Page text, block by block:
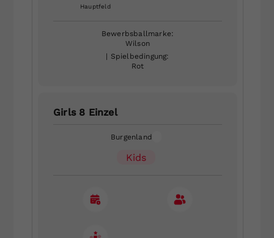
Hauptfeld
Bewerbsballmarke:
Wilson
| Spielbedingung:
Rot
Girls 8 Einzel
Burgenland
Kids